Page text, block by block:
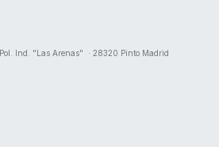
Ind. "Las Arenas" · 28320 Pinto Madrid